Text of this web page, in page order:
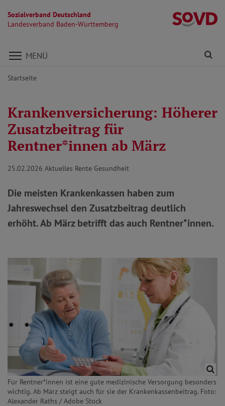
Sozialverband Deutschland
Landesverband Baden-Württemberg
Direkt zu den Inhalten springen
MENÜ
Startseite
Krankenversicherung: Höherer
Zusatzbeitrag für
Rentner*innen ab März
25.02.2026 Aktuelles Rente Gesundheit
Die meisten Krankenkassen haben zum
Jahreswechsel den Zusatzbeitrag deutlich
erhöht. Ab März betrifft das auch Rentner*innen.
Für Rentner*innen ist eine gute medizinische Versorgung besonders
wichtig. Ab März steigt auch für sie der Krankenkassenbeitrag. Foto:
Alexander Raths / Adobe Stock